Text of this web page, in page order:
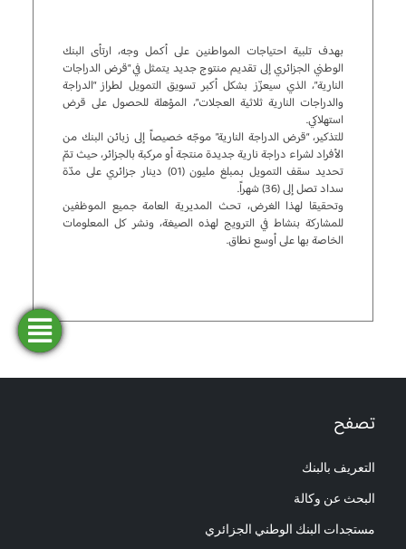
بهدف تلبية احتياجات المواطنين على أكمل وجه، ارتأى البنك
الوطني الجزائري إلى تقديم منتوج جديد يتمثل في “قرض الدراجات
النارية”، الذي سيعزّز بشكل أكبر تسويق التمويل لطراز “الدراجة
والدراجات النارية ثلاثية العجلات”، المؤهلة للحصول على قرض
استهلاكي.
للتذكير، “قرض الدراجة النارية” موجّه خصيصاً إلى زبائن البنك من
الأفراد لشراء دراجة نارية جديدة منتجة أو مركبة بالجزائر، حيث تمّ
تحديد سقف التمويل بمبلغ مليون (01) دينار جزائري على مدّة
سداد تصل إلى (36) شهراً.
وتحقيقا لهذا الغرض، تحث المديرية العامة جميع الموظفين
للمشاركة بنشاط في الترويج لهذه الصيغة، ونشر كل المعلومات
الخاصة بها على أوسع نطاق.
تصفح
التعريف بالبنك
البحث عن وكالة
مستجدات البنك الوطني الجزائري
ابحث
عن وكالة
طلب
تمويل
المحاكاة
فتح
حساب